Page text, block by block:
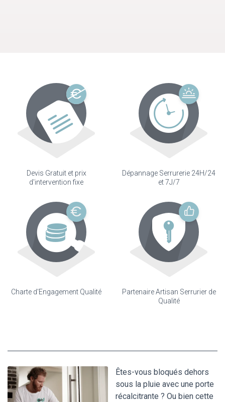
Devis Gratuit et prix
d'intervention fixe
Dépannage Serrurerie 24H/24
et 7J/7
Charte d'Engagement Qualité
Partenaire Artisan Serrurier de
Qualité
Êtes-vous bloqués dehors
sous la pluie avec une porte
récalcitrante ? Ou bien cette